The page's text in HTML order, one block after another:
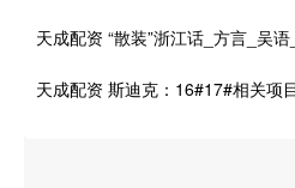
天成配资 “散装”浙江话_方言_吴
天成配资 斯迪克：16#17#相关项